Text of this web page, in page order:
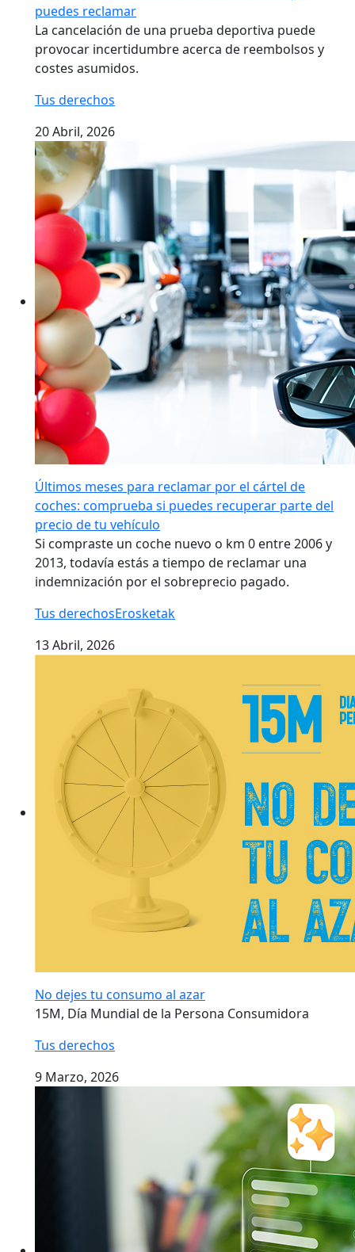
puedes reclamar
La cancelación de una prueba deportiva puede
provocar incertidumbre acerca de reembolsos y
costes asumidos.
Tus derechos
20 Abril, 2026
Últimos meses para reclamar por el cártel de
coches: comprueba si puedes recuperar parte del
precio de tu vehículo
Si compraste un coche nuevo o km 0 entre 2006 y
2013, todavía estás a tiempo de reclamar una
indemnización por el sobreprecio pagado.
Tus derechosErosketak
13 Abril, 2026
No dejes tu consumo al azar
15M, Día Mundial de la Persona Consumidora
Tus derechos
9 Marzo, 2026